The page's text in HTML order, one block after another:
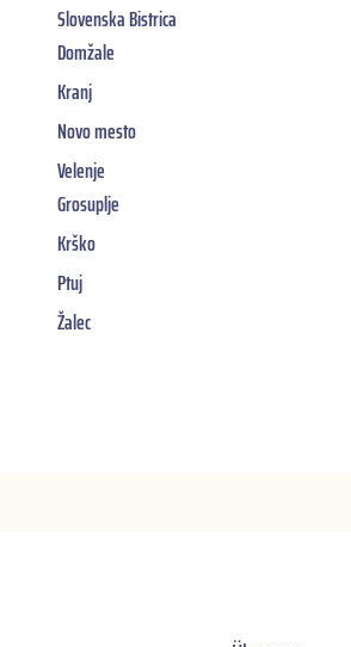
Slovenska Bistrica
Domžale
Kranj
Novo mesto
Velenje
Grosuplje
Krško
Ptuj
Žalec